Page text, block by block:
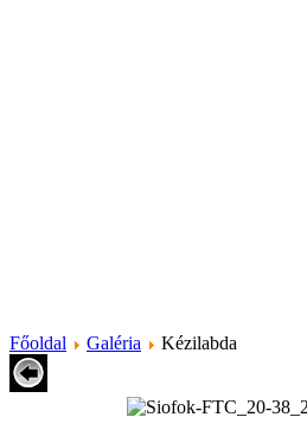
Főoldal Galéria Kézilabda